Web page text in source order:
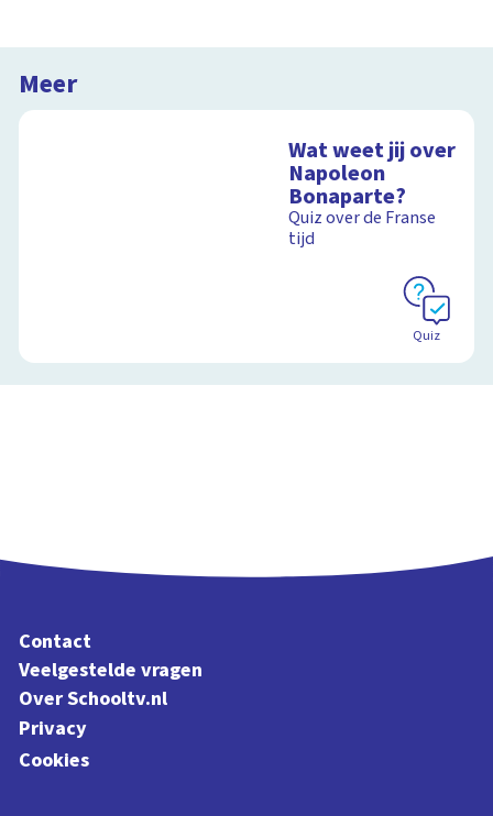
Meer
Wat weet jij over
Napoleon
Bonaparte?
Quiz over de Franse
tijd
Quiz
Contact
Veelgestelde vragen
Over Schooltv.nl
Privacy
Cookies